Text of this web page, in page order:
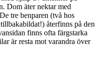
Dom äter nektar med
tre benparen (två hos
återfinns på den
finns ofta färgstarka
är resta mot varandra över